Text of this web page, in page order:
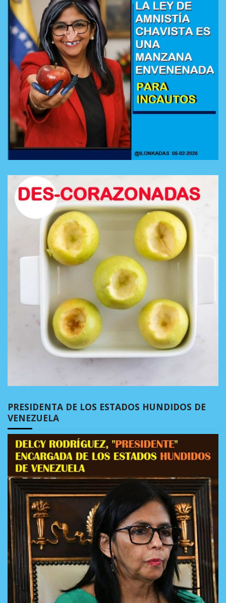
PRESIDENTA DE LOS ESTADOS HUNDIDOS DE
VENEZUELA